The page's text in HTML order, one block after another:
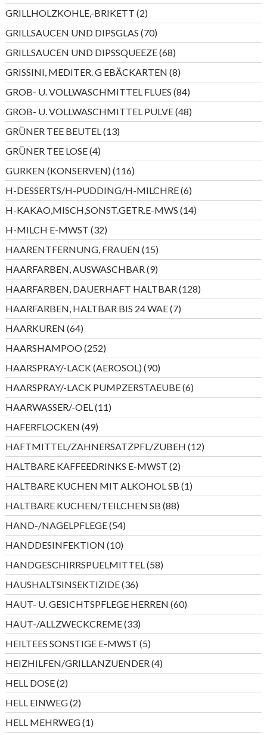
Produkte
GRILLHOLZKOHLE,-BRIKETT 22
Produkte
GRILLSAUCEN UND DIPSGLAS 7070
Produkte
GRILLSAUCEN UND DIPSSQUEEZE 6868
Produkte
GRISSINI, MEDITER. G EBÄCKARTEN 88
Produkte
GROB- U. VOLLWASCHMITTEL FLUES 8484
Produkte
GROB- U. VOLLWASCHMITTEL PULVE 4848
Produkte
GRÜNER TEE BEUTEL 1313
Produkte
GRÜNER TEE LOSE 44
Produkte
GURKEN (KONSERVEN) 116116
Produkte
H-DESSERTS/H-PUDDING/H-MILCHRE 66
Produkte
H-KAKAO,MISCH,SONST.GETR.E-MWS 1414
Produkte
H-MILCH E-MWST 3232
Produkte
HAARENTFERNUNG, FRAUEN 1515
Produkte
HAARFARBEN, AUSWASCHBAR 99
Produkte
HAARFARBEN, DAUERHAFT HALTBAR 128128
Produkte
HAARFARBEN, HALTBAR BIS 24 WAE 77
Produkte
HAARKUREN 6464
Produkte
HAARSHAMPOO 252252
Produkte
HAARSPRAY/-LACK (AEROSOL) 9090
Produkte
HAARSPRAY/-LACK PUMPZERSTAEUBE 66
Produkte
HAARWASSER/-OEL 1111
Produkte
HAFERFLOCKEN 4949
Produkte
HAFTMITTEL/ZAHNERSATZPFL/ZUBEH 1212
Produkte
HALTBARE KAFFEEDRINKS E-MWST 22
Produkte
HALTBARE KUCHEN MIT ALKOHOL SB 11
Produkt
HALTBARE KUCHEN/TEILCHEN SB 8888
Produkte
HAND-/NAGELPFLEGE 5454
Produkte
HANDDESINFEKTION 1010
Produkte
HANDGESCHIRRSPUELMITTEL 5858
Produkte
HAUSHALTSINSEKTIZIDE 3636
Produkte
HAUT- U. GESICHTSPFLEGE HERREN 6060
Produkte
HAUT-/ALLZWECKCREME 3333
Produkte
HEILTEES SONSTIGE E-MWST 55
Produkte
HEIZHILFEN/GRILLANZUENDER 44
Produkte
HELL DOSE 22
Produkte
HELL EINWEG 22
Produkte
HELL MEHRWEG 11